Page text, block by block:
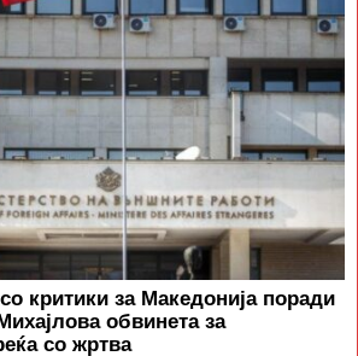
критики за Македонија поради
обвинета за
со жртва